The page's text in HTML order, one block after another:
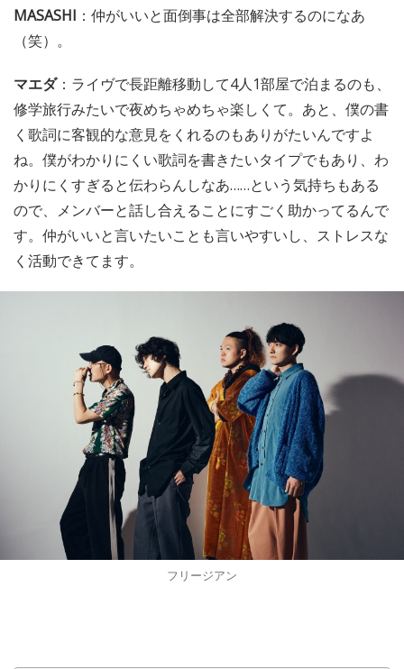
MASASHI ：仲がいいと面倒事は全部解決するのになあ
（笑）。
マエダ：ライヴで長距離移動して4人1部屋で泊まるのも、
修学旅行みたいで夜めちゃめちゃ楽しくて。あと、僕の書
く歌詞に客観的な意見をくれるのもありがたいんですよ
ね。僕がわかりにくい歌詞を書きたいタイプでもあり、わ
かりにくすぎると伝わらんしなあ……という気持ちもある
ので、メンバーと話し合えることにすごく助かってるんで
す。仲がいいと言いたいことも言いやすいし、ストレスな
く活動できてます。
フリージアン